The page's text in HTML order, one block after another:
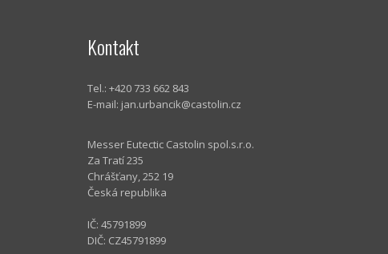
Kontakt
Tel.: +420 733 662 843
E-mail: jan.urbancik@castolin.cz
Messer Eutectic Castolin spol.s.r.o.
Za Tratí 235
Chrášťany, 252 19
Česká republika
IČ: 45791899
DIČ: CZ45791899